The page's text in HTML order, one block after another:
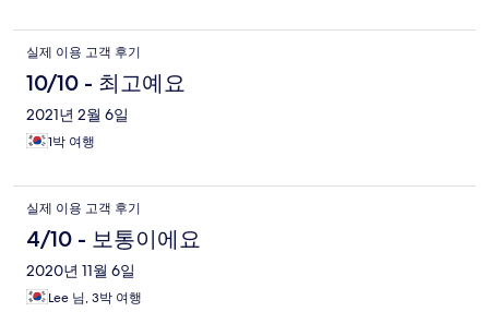
실제 이용 고객 후기
10/10 - 최고예요
2021년 2월 6일
1박 여행
실제 이용 고객 후기
4/10 - 보통이에요
2020년 11월 6일
Lee 님, 3박 여행